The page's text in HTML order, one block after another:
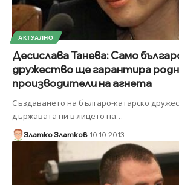
АКТУАЛНО
Десислава Танева: Само
дружество ще гарантира
производители на агнета
Създаването на българо-катарско
държавата ни в лицето на…
Златко Златков 10.10.2013